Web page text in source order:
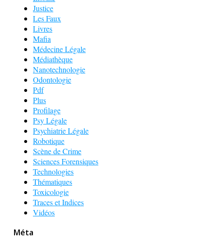
Justice
Les Faux
Livres
Mafia
Médecine Légale
Médiathèque
Nanotechnologie
Odontologie
Pdf
Plus
Profilage
Psy Légale
Psychiatrie Légale
Robotique
Scène de Crime
Sciences Forensiques
Technologies
Thématiques
Toxicologie
Traces et Indices
Vidéos
Méta